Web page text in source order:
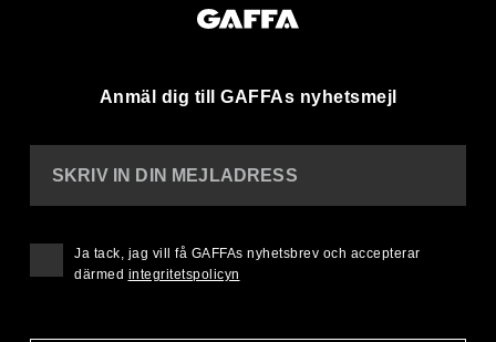
Anmäl dig till GAFFAs nyhetsmejl
SKRIV IN DIN MEJLADRESS
Ja tack, jag vill få GAFFAs nyhetsbrev och accepterar
därmed integritetspolicyn